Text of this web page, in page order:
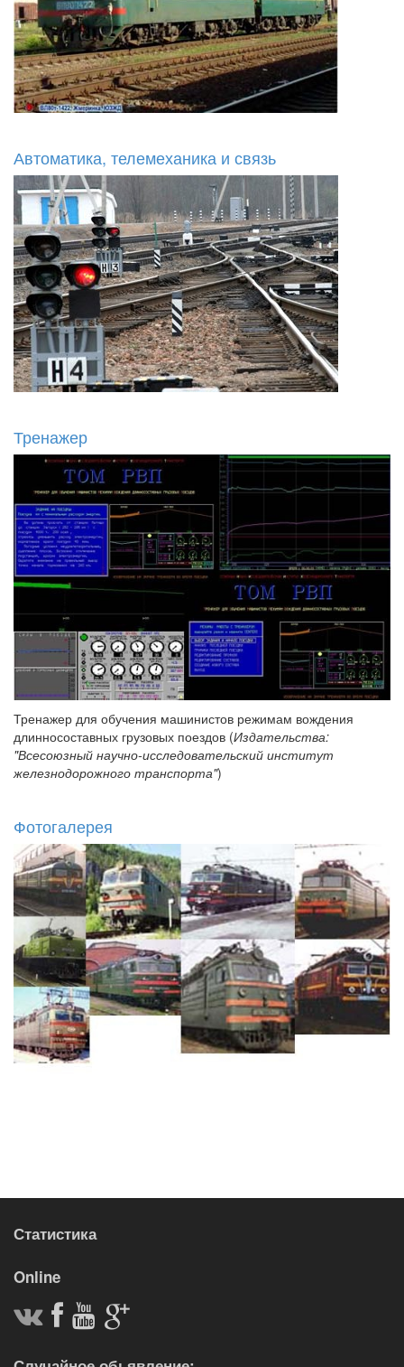
Автоматика, телемеханика и связь
Тренажер
Тренажер для обучения машинистов режимам вождения
длинносоставных грузовых поездов (Издательства:
"Всесоюзный научно-исследовательский институт
железнодорожного транспорта")
Фотогалерея
Статистика
Online